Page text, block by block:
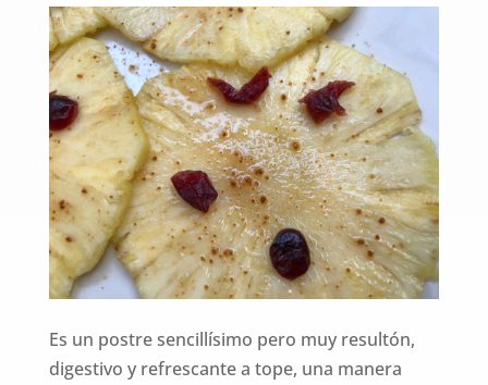
Es un postre sencillísimo pero muy resultón,
digestivo y refrescante a tope, una manera